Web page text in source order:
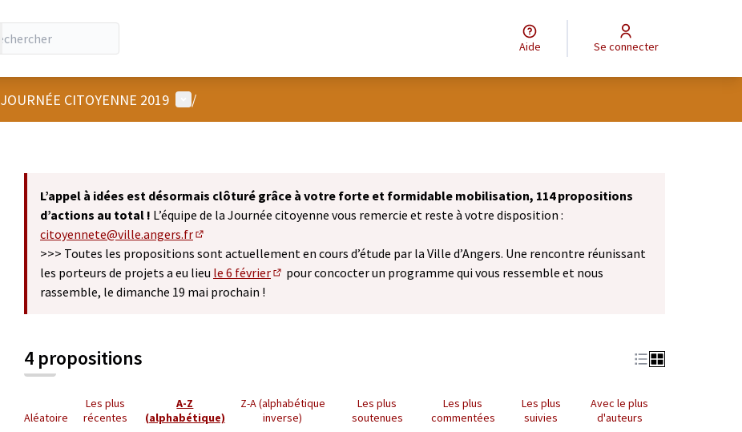
Aide Se connecter
JOURNÉE CITOYENNE 2019 Menu utilisateur
/
L’appel à idées est désormais clôturé grâce à votre forte et formidable mobilisation, 114 propositions
d’actions au total ! L’équipe de la Journée citoyenne vous remercie et reste à votre disposition :
citoyennete@ville.angers.fr
(S'ouvre dans un nouvel onglet)
>>> Toutes les propositions sont actuellement en cours d’étude par la Ville d’Angers. Une rencontre réunissant
les porteurs de projets a eu lieu le 6 février
pour concocter un programme qui vous ressemble et nous
rassemble, le dimanche 19 mai prochain !
4 propositions
Aléatoire
Les plus
récentes
A-Z
(alphabétique)
Z-A (alphabétique
inverse)
Les plus
soutenues
Les plus
commentées
Les plus
suivies
Avec le plus
d'auteurs